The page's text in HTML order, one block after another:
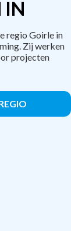
IN
regio Goirle in
Zij werken
projecten